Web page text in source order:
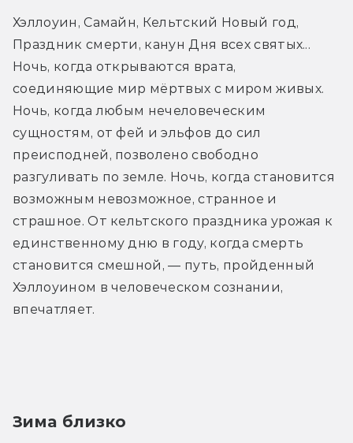
Хэллоуин, Самайн, Кельтский Новый год,
Праздник смерти, канун Дня всех святых...
Ночь, когда открываются врата,
соединяющие мир мёртвых с миром живых.
Ночь, когда любым нечеловеческим
сущностям, от фей и эльфов до сил
преисподней, позволено свободно
разгуливать по земле. Ночь, когда становится
возможным невозможное, странное и
страшное. От кельтского праздника урожая к
единственному дню в году, когда смерть
становится смешной, — путь, пройденный
Хэллоуином в человеческом сознании,
впечатляет.
Зима близко